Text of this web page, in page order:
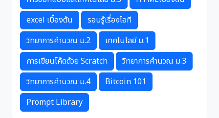
excel เบื้องต้น
รอบรู้เรื่องไอที
วิทยาการคำนวณ ม.2
เทคโนโลยี ม.1
การเขียนโค้ดด้วย Scratch
วิทยาการคำนวณ ม.3
วิทยาการคำนวณ ม.4
Bitcoin 101
Prompt Library